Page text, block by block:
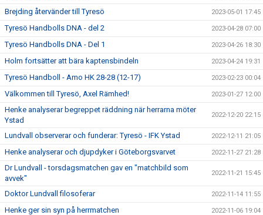
Brejding återvänder till Tyresö 2023-05-01 17:45
Tyresö Handbolls DNA - del 2 2023-04-28 07:00
Tyresö Handbolls DNA - Del 1 2023-04-26 18:30
Holm fortsätter att bära kaptensbindeln 2023-04-24 19:31
Tyresö Handboll - Amo HK 28-28 (12-17) 2023-02-23 00:04
Välkommen till Tyresö, Axel Rämhed! 2023-01-27 12:00
Henke analyserar begreppet räddning när herrarna möter
Ystad
2022-12-20 22:15
Lundvall observerar och funderar: Tyresö - IFK Ystad 2022-12-11 21:05
Henke analyserar och djupdyker i Göteborgsvarvet 2022-11-27 21:28
Dr Lundvall - torsdagsmatchen gav en "matchbild som
avvek"
2022-11-21 15:45
Doktor Lundvall filosoferar 2022-11-14 11:55
Henke ger sin syn på herrmatchen 2022-11-06 19:04